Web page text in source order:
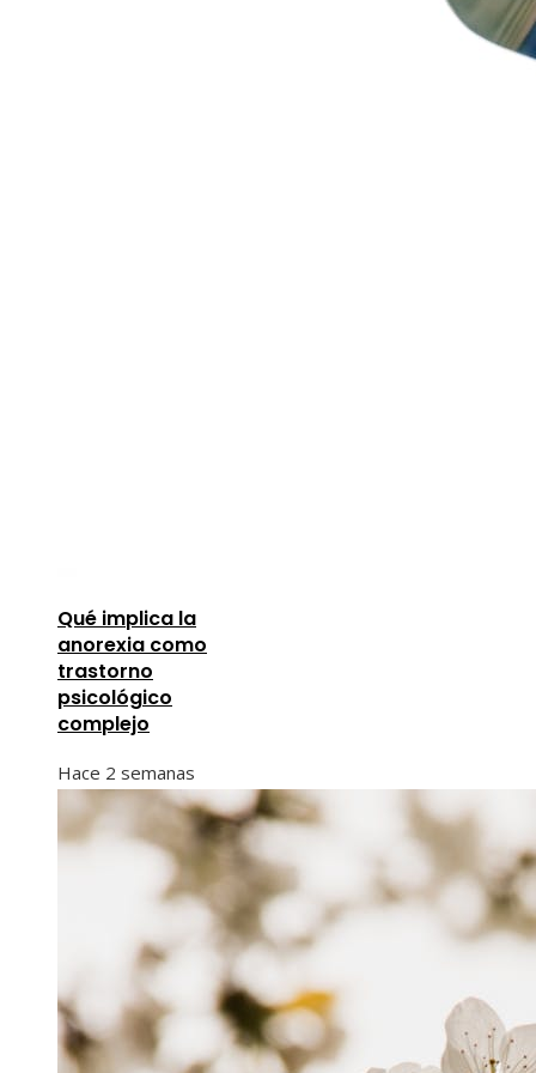
Qué implica la
anorexia como
trastorno
psicológico
complejo
Hace 2 semanas